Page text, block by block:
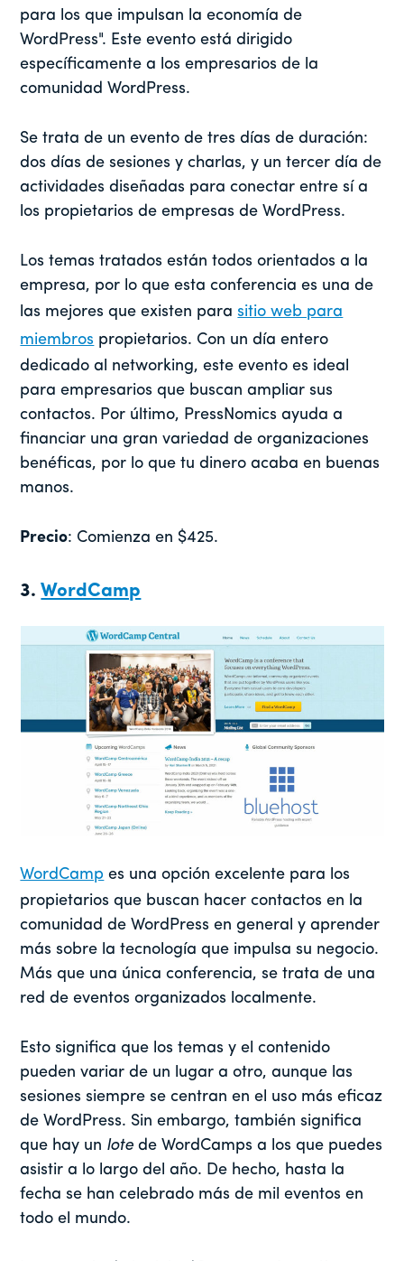
para los que impulsan la economía de
WordPress". Este evento está dirigido
específicamente a los empresarios de la
comunidad WordPress.
Se trata de un evento de tres días de duración:
dos días de sesiones y charlas, y un tercer día de
actividades diseñadas para conectar entre sí a
los propietarios de empresas de WordPress.
Los temas tratados están todos orientados a la
empresa, por lo que esta conferencia es una de
las mejores que existen parasitio web para
miembros propietarios. Con un día entero
dedicado al networking, este evento es ideal
para empresarios que buscan ampliar sus
contactos. Por último, PressNomics ayuda a
financiar una gran variedad de organizaciones
benéficas, por lo que tu dinero acaba en buenas
manos.
Precio: Comienza en $425.
3.WordCamp
WordCamp es una opción excelente para los
propietarios que buscan hacer contactos en la
comunidad de WordPress en general y aprender
más sobre la tecnología que impulsa su negocio.
Más que una única conferencia, se trata de una
red de eventos organizados localmente.
Esto significa que los temas y el contenido
pueden variar de un lugar a otro, aunque las
sesiones siempre se centran en el uso más eficaz
de WordPress. Sin embargo, también significa
que hay un lote de WordCamps a los que puedes
asistir a lo largo del año. De hecho, hasta la
fecha se han celebrado más de mil eventos en
todo el mundo.